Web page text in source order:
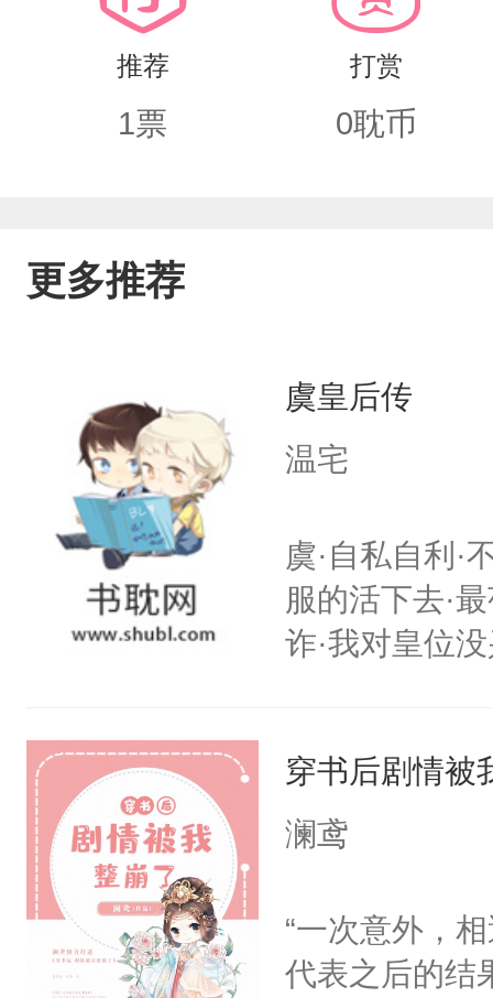
推荐
1票
打赏
0耽币
更多推荐
虞皇后传
温宅
虞·自私自利·
服的活下去·
诈·我对皇位
重生开挂把自
搭伙过日子。
正经宫斗选手
穿书后剧情被
澜鸢
“一次意外，
代表之后的结